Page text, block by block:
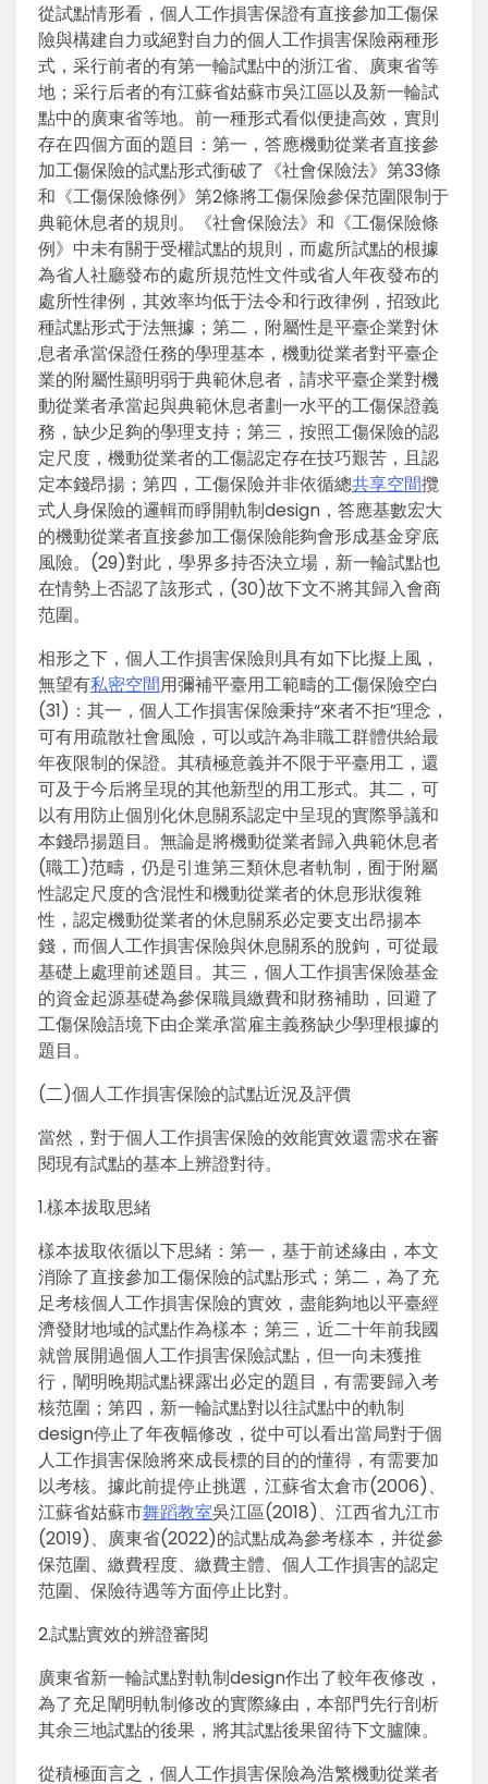
從試點情形看，個人工作損害保證有直接參加工傷保
險與構建自力或絕對自力的個人工作損害保險兩種形
式，采行前者的有第一輪試點中的浙江省、廣東省等
地；采行后者的有江蘇省姑蘇市吳江區以及新一輪試
點中的廣東省等地。前一種形式看似便捷高效，實則
存在四個方面的題目：第一，答應機動從業者直接參
加工傷保險的試點形式衝破了《社會保險法》第33條
和《工傷保險條例》第2條將工傷保險參保范圍限制于
典範休息者的規則。《社會保險法》和《工傷保險條
例》中未有關于受權試點的規則，而處所試點的根據
為省人社廳發布的處所規范性文件或省人年夜發布的
處所性律例，其效率均低于法令和行政律例，招致此
種試點形式于法無據；第二，附屬性是平臺企業對休
息者承當保證任務的學理基本，機動從業者對平臺企
業的附屬性顯明弱于典範休息者，請求平臺企業對機
動從業者承當起與典範休息者劃一水平的工傷保證義
務，缺少足夠的學理支持；第三，按照工傷保險的認
定尺度，機動從業者的工傷認定存在技巧艱苦，且認
定本錢昂揚；第四，工傷保險并非依循總共享空間攬
式人身保險的邏輯而睜開軌制design，答應基數宏大
的機動從業者直接參加工傷保險能夠會形成基金穿底
風險。(29)對此，學界多持否決立場，新一輪試點也
在情勢上否認了該形式，(30)故下文不將其歸入會商
范圍。
相形之下，個人工作損害保險則具有如下比擬上風，
無望有私密空間用彌補平臺用工範疇的工傷保險空白
(31)：其一，個人工作損害保險秉持“來者不拒”理念，
可有用疏散社會風險，可以或許為非職工群體供給最
年夜限制的保證。其積極意義并不限于平臺用工，還
可及于今后將呈現的其他新型的用工形式。其二，可
以有用防止個別化休息關系認定中呈現的實際爭議和
本錢昂揚題目。無論是將機動從業者歸入典範休息者
(職工)范疇，仍是引進第三類休息者軌制，囿于附屬
性認定尺度的含混性和機動從業者的休息形狀復雜
性，認定機動從業者的休息關系必定要支出昂揚本
錢，而個人工作損害保險與休息關系的脫鉤，可從最
基礎上處理前述題目。其三，個人工作損害保險基金
的資金起源基礎為參保職員繳費和財務補助，回避了
工傷保險語境下由企業承當雇主義務缺少學理根據的
題目。
(二)個人工作損害保險的試點近況及評價
當然，對于個人工作損害保險的效能實效還需求在審
閱現有試點的基本上辨證對待。
1.樣本拔取思緒
樣本拔取依循以下思緒：第一，基于前述緣由，本文
消除了直接參加工傷保險的試點形式；第二，為了充
足考核個人工作損害保險的實效，盡能夠地以平臺經
濟發財地域的試點作為樣本；第三，近二十年前我國
就曾展開過個人工作損害保險試點，但一向未獲推
行，闡明晚期試點裸露出必定的題目，有需要歸入考
核范圍；第四，新一輪試點對以往試點中的軌制
design停止了年夜幅修改，從中可以看出當局對于個
人工作損害保險將來成長標的目的的懂得，有需要加
以考核。據此前提停止挑選，江蘇省太倉市(2006)、
江蘇省姑蘇市舞蹈教室吳江區(2018)、江西省九江市
(2019)、廣東省(2022)的試點成為參考樣本，并從參
保范圍、繳費程度、繳費主體、個人工作損害的認定
范圍、保險待遇等方面停止比對。
2.試點實效的辨證審閱
廣東省新一輪試點對軌制design作出了較年夜修改，
為了充足闡明軌制修改的實際緣由，本部門先行剖析
其余三地試點的後果，將其試點後果留待下文臚陳。
從積極面言之，個人工作損害保險為浩繁機動從業者